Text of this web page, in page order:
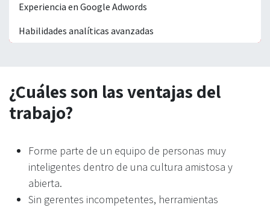
Experiencia en Google Adwords
Habilidades analíticas avanzadas
¿Cuáles son las ventajas del
trabajo?
Forme parte de un equipo de personas muy
inteligentes dentro de una cultura amistosa y
abierta.
Sin gerentes incompetentes, herramientas